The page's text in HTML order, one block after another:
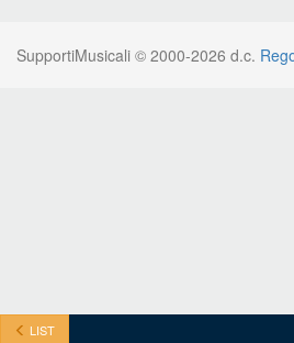
LIST
SupportiMusicali © 2000-2026 d.c.